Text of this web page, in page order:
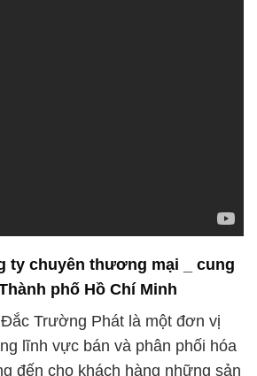
điều chỉnh pH, hóa chất tạo màu,
và nhiều sản phẩm khác để đáp
quá trình sản xuất và công
ngừng phát triển và hoàn thiện,
đối tác tin cậy của khách hàng,